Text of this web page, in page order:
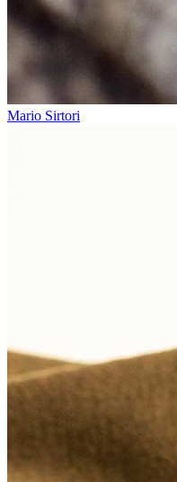
Mario Sirtori